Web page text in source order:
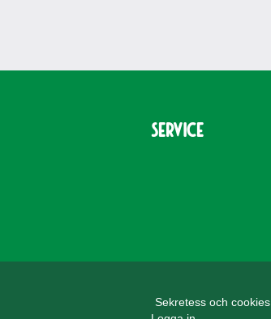
Service
Sekretess och cookies